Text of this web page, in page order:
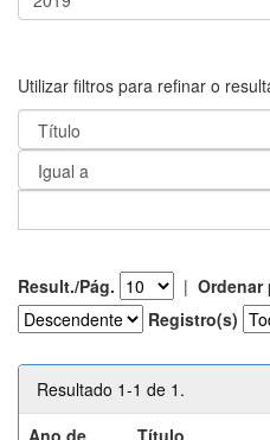
Utilizar filtros para refinar o
Result./Pág. | Ordenar
Registro(s)
Resultado 1-1 de 1.
Ano de
Título